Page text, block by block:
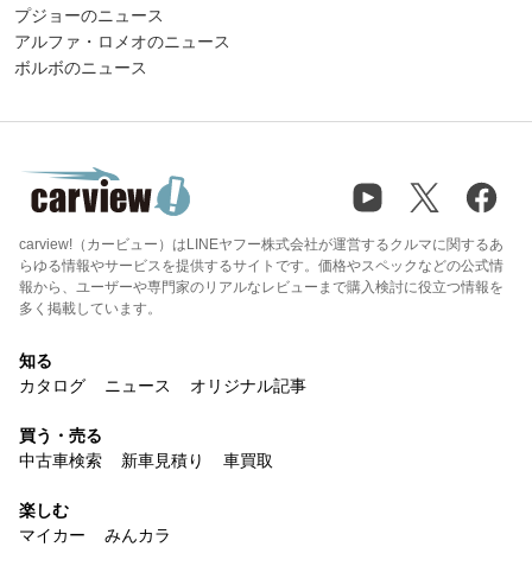
プジョーのニュース
アルファ・ロメオのニュース
ボルボのニュース
carview!（カービュー）はLINEヤフー株式会社が運営するクルマに関するあ
らゆる情報やサービスを提供するサイトです。価格やスペックなどの公式情
報から、ユーザーや専門家のリアルなレビューまで購入検討に役立つ情報を
多く掲載しています。
知る
カタログ
ニュース オリジナル記事
買う・売る
中古車検索
新車見積り 車買取
楽しむ
マイカー
みんカラ